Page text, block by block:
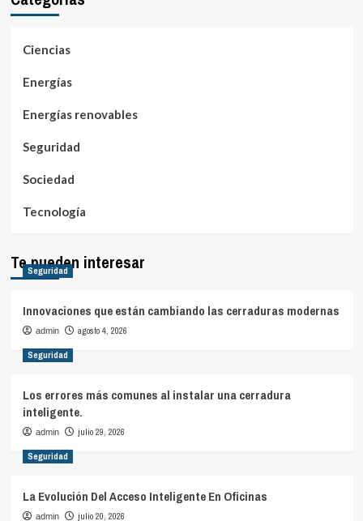
Ciencias
Energías
Energías renovables
Seguridad
Sociedad
Tecnología
Te pueden interesar
Seguridad
Innovaciones que están cambiando las cerraduras modernas
admin agosto 4, 2026
Seguridad
Los errores más comunes al instalar una cerradura
inteligente.
admin julio 29, 2026
Seguridad
La Evolución Del Acceso Inteligente En Oficinas
admin julio 20, 2026